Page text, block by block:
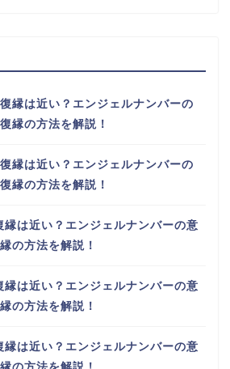
縁は近い？エンジェルナンバーの
縁の方法を解説！
縁は近い？エンジェルナンバーの
縁の方法を解説！
は近い？エンジェルナンバーの意
の方法を解説！
は近い？エンジェルナンバーの意
の方法を解説！
は近い？エンジェルナンバーの意